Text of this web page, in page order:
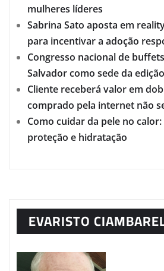
mulheres líderes
Sabrina Sato aposta em
para incentivar a adoção
Congresso nacional de
Salvador como sede da
Cliente receberá valor em
comprado pela internet não
Como cuidar da pele no
proteção e hidratação
EVARISTO